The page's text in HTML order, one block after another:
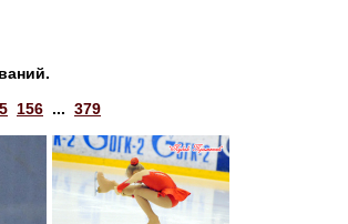
156 ... 379